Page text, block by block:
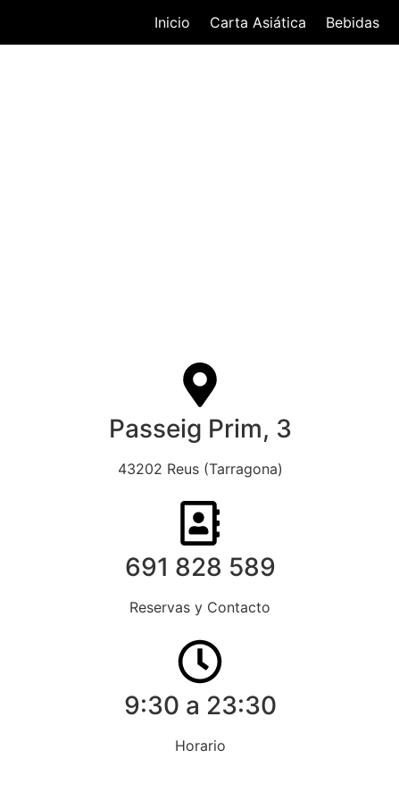
Inicio Carta Asiática Bebidas
Passeig Prim, 3
43202 Reus (Tarragona)
691 828 589
Reservas y Contacto
9:30 a 23:30
Horario